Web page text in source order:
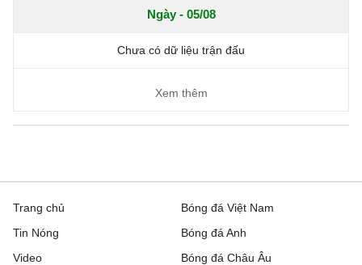
Ngày - 05/08
Chưa có dữ liệu trận đấu
Xem thêm
Trang chủ
Tin Nóng
Video
Bóng đá Việt Nam
Bóng đá Anh
Bóng đá Châu Âu